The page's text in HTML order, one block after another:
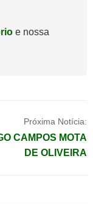
e nossa
Próxima Notícia:
CAMPOS MOTA
DE OLIVEIRA